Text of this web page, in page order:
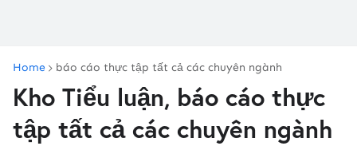
Home báo cáo thực tập tất cả các chuyên ngành
Kho Tiểu luận, báo cáo thực
tập tất cả các chuyên ngành